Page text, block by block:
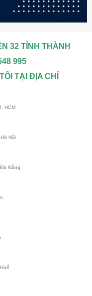
32 TỈNH THÀNH
995
TẠI ĐỊA CHỈ
HCM
Nội
Nẵng